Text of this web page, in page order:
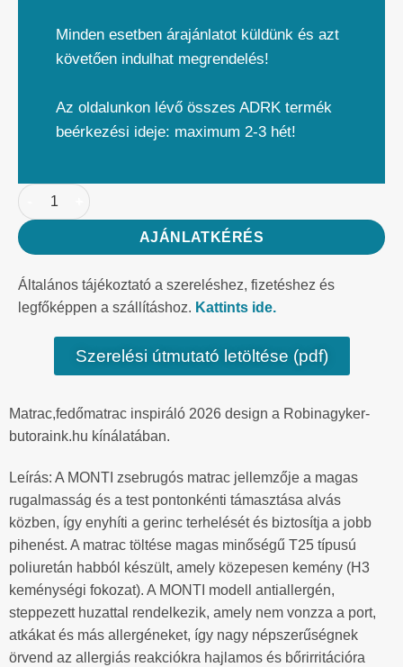
Minden esetben árajánlatot küldünk és azt
követően indulhat megrendelés!
Az oldalunkon lévő összes ADRK termék
beérkezési ideje: maximum 2-3 hét!
AJÁNLATKÉRÉS
Általános tájékoztató a szereléshez, fizetéshez és
legfőképpen a szállításhoz. Kattints ide.
Szerelési útmutató letöltése (pdf)
Matrac,fedőmatrac inspiráló 2026 design a Robinagyker-
butoraink.hu kínálatában.
Leírás: A MONTI zsebrugós matrac jellemzője a magas
rugalmasság és a test pontonkénti támasztása alvás
közben, így enyhíti a gerinc terhelését és biztosítja a jobb
pihenést. A matrac töltése magas minőségű T25 típusú
poliuretán habból készült, amely közepesen kemény (H3
keménységi fokozat). A MONTI modell antiallergén,
steppezett huzattal rendelkezik, amely nem vonzza a port,
atkákat és más allergéneket, így nagy népszerűségnek
örvend az allergiás reakciókra hajlamos és bőrirritációra